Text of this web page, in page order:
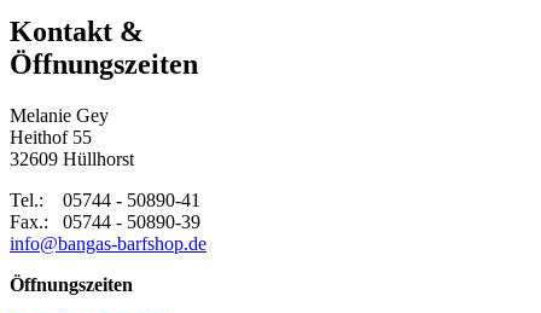
Kontakt &
Öffnungszeiten
Melanie Gey
Heithof 55
32609 Hüllhorst
Tel.: 05744 - 50890-41
Fax.: 05744 - 50890-39
info@bangas-barfshop.de
Öffnungszeiten